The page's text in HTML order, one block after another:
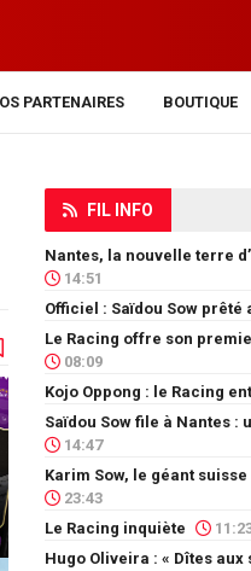
PARTENAIRES BOUTIQUE
FIL INFO
14:51
Officiel : Saïdou Sow prêté
08:09
Kojo Oppong : le Racing
14:47
23:43
Le Racing inquiète